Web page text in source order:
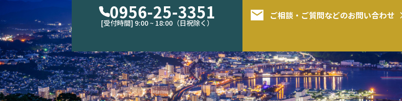
0956-25-3351
[受付時間] 9:00 ~ 18:00（日祝除く）
ご相談・ご質問などのお問い合わせ